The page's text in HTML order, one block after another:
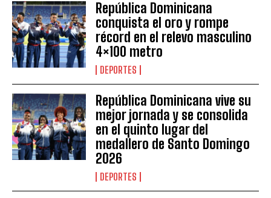
República Dominicana
conquista el oro y rompe
récord en el relevo masculino
4×100 metro
DEPORTES
República Dominicana vive su
mejor jornada y se consolida
en el quinto lugar del
medallero de Santo Domingo
2026
DEPORTES